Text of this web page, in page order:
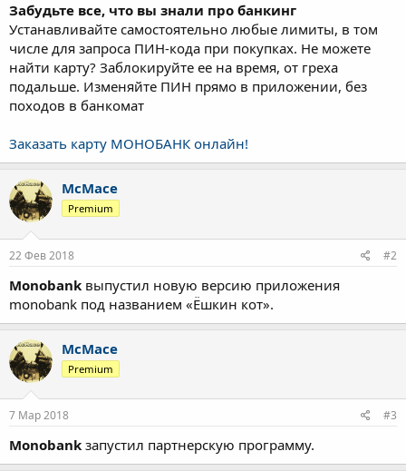
Забудьте все, что вы знали про банкинг
Устанавливайте самостоятельно любые лимиты, в том
числе для запроса ПИН-кода при покупках. Не можете
найти карту? Заблокируйте ее на время, от греха
подальше. Изменяйте ПИН прямо в приложении, без
походов в банкомат
Заказать карту МОНОБАНК онлайн!
McMace
Premium
22 Фев 2018 #2
Monobank выпустил новую версию приложения
monobank под названием «Ёшкин кот».
McMace
Premium
7 Мар 2018 #3
Monobank запустил партнерскую программу.